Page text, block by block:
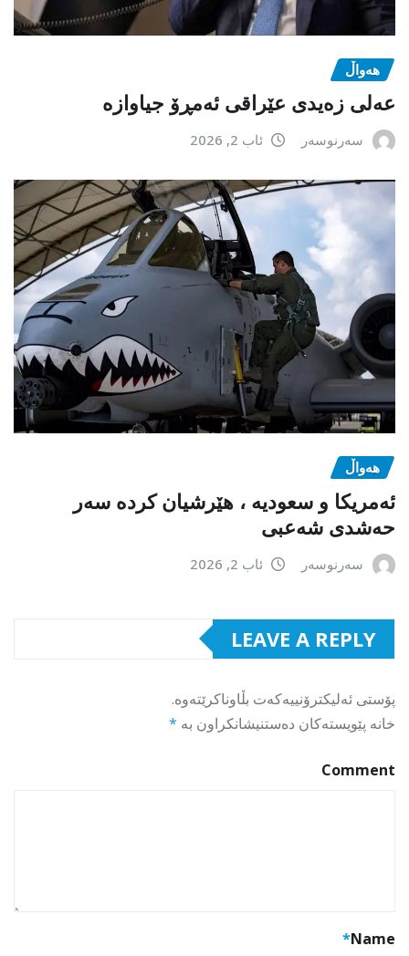
هەواڵ
عەلی زەیدی عێراقی ئەمڕۆ جیاوازە
سەرنوسەر ئاب 2, 2026
هەواڵ
ئەمریکا و سعودیە ، هێرشیان کردە سەر
حەشدی شەعبی
سەرنوسەر ئاب 2, 2026
LEAVE A REPLY
پۆستی ئەلیکترۆنییەکەت بڵاوناکرێتەوە.
خانە پێویستەکان دەستنیشانکراون بە *
Comment
Name
*